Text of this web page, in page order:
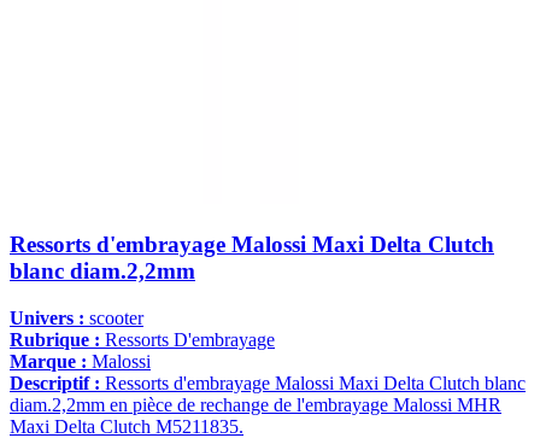
Ressorts d'embrayage Malossi Maxi Delta Clutch
blanc diam.2,2mm
Univers : scooter
Rubrique : Ressorts D'embrayage
Marque : Malossi
Descriptif : Ressorts d'embrayage Malossi Maxi Delta Clutch blanc
diam.2,2mm en pièce de rechange de l'embrayage Malossi MHR
Maxi Delta Clutch M5211835.